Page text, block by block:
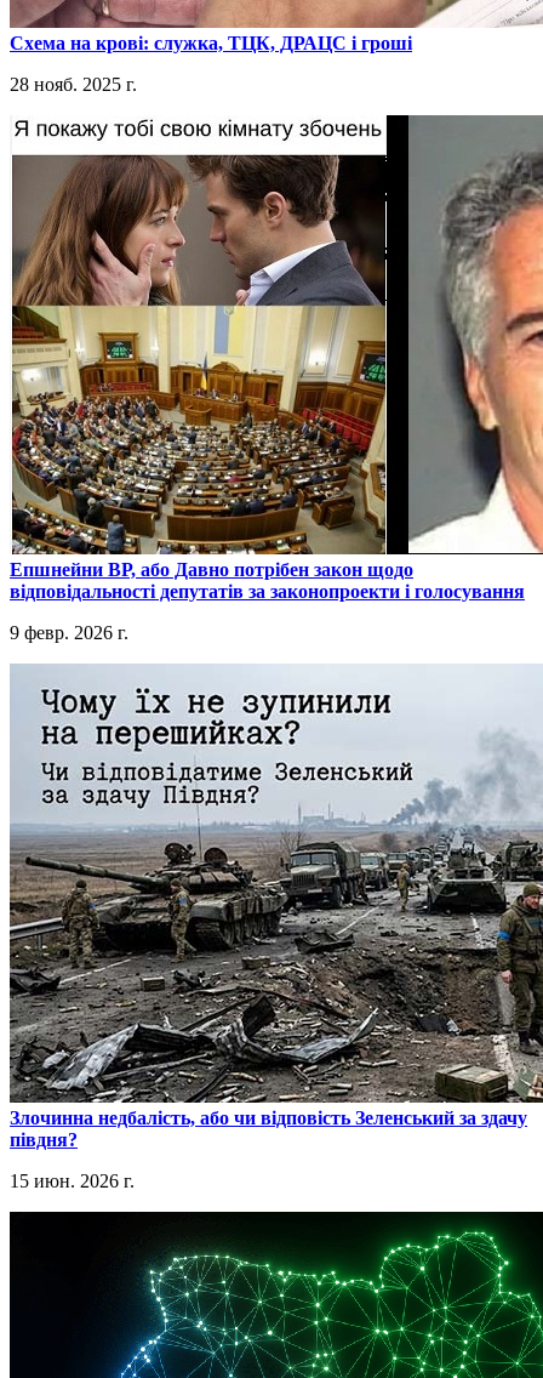
​Схема на крові: служка, ТЦК, ДРАЦС і гроші
28 нояб. 2025 г.
​Епшнейни ВР, або Давно потрібен закон щодо
відповідальності депутатів за законопроекти і голосування
9 февр. 2026 г.
​Злочинна недбалість, або чи відповість Зеленський за здачу
півдня?
15 июн. 2026 г.